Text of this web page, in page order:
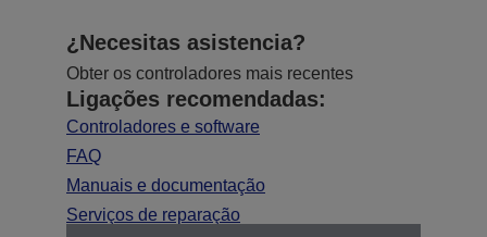
¿Necesitas asistencia?
Obter os controladores mais recentes
Ligações recomendadas:
Controladores e software
FAQ
Manuais e documentação
Serviços de reparação